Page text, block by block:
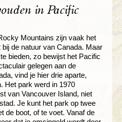
in Pacific
Mountains zijn vaak het
de natuur van Canada. Maar
bieden, zo bewijst het Pacific
gelegen aan de
vind je hier drie aparte,
Het park werd in 1970
van Vancouver Island, niet
Je kunt het park op twee
de boot, of te voet. Vanaf de